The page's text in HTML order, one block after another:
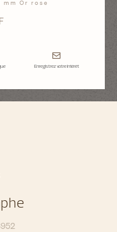
mm Or rose
Enregistrez votre intérêt